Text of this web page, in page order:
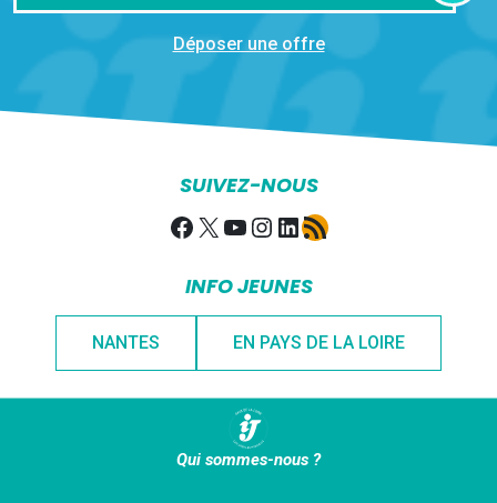
Déposer une offre
SUIVEZ-NOUS
Facebook
X YouTube
Instagram
LinkedIn
Flux RSS
INFO JEUNES
NANTES EN PAYS DE LA LOIRE
Qui sommes-nous ?